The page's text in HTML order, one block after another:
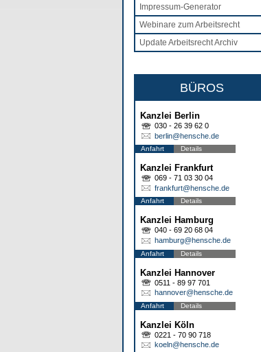
Impressum-Generator
Webinare zum Arbeitsrecht
Update Arbeitsrecht Archiv
BÜROS
Kanzlei Berlin
030 - 26 39 62 0
berlin@hensche.de
Anfahrt Details
Kanzlei Frankfurt
069 - 71 03 30 04
frankfurt@hensche.de
Anfahrt Details
Kanzlei Hamburg
040 - 69 20 68 04
hamburg@hensche.de
Anfahrt Details
Kanzlei Hannover
0511 - 89 97 701
hannover@hensche.de
Anfahrt Details
Kanzlei Köln
0221 - 70 90 718
koeln@hensche.de